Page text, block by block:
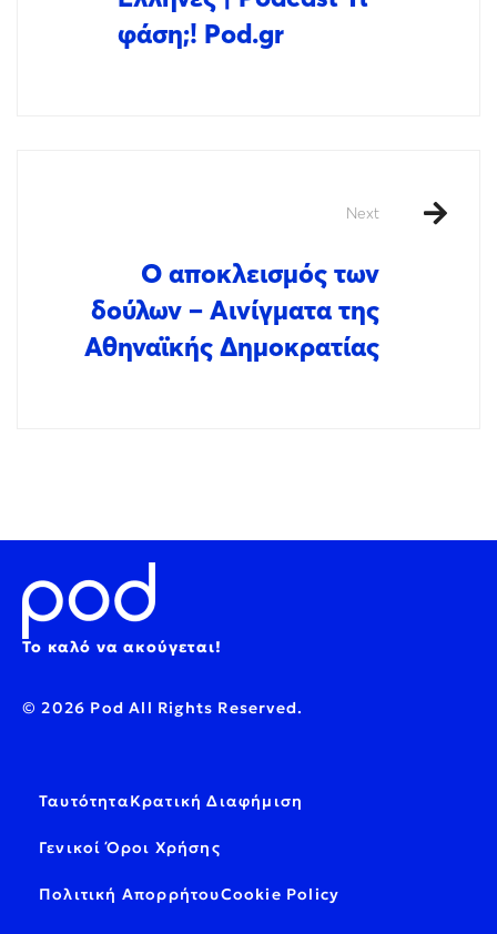
φάση;! Pod.gr
Next
Ο αποκλεισμός των
δούλων – Αινίγματα της
Αθηναϊκής Δημοκρατίας
Το καλό να ακούγεται!
© 2026 Pod All Rights Reserved.
ΤαυτότηταΚρατική Διαφήμιση
Γενικοί Όροι Χρήσης
Πολιτική ΑπορρήτουCookie Policy